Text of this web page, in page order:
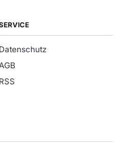
Datenschutz
RSS